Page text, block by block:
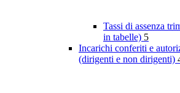
Tassi di assenza
in tabelle) 5
Incarichi conferiti e
(dirigenti e non dirigenti)